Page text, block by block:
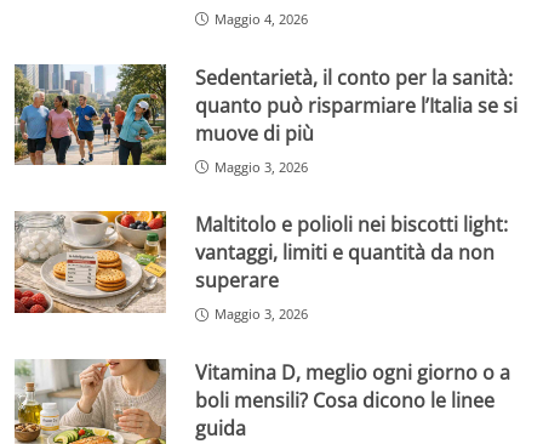
Maggio 4, 2026
Sedentarietà, il conto per la sanità:
quanto può risparmiare l’Italia se si
muove di più
Maggio 3, 2026
Maltitolo e polioli nei biscotti light:
vantaggi, limiti e quantità da non
superare
Maggio 3, 2026
Vitamina D, meglio ogni giorno o a
boli mensili? Cosa dicono le linee
guida